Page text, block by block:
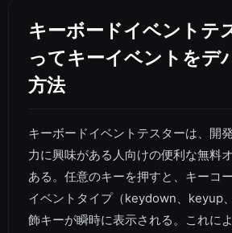
キーボードイベントテ
ってキーイベントをデ
方法
キーボードイベントテスターは、開
力に興味がある人向けの便利な無料
ある。任意のキーを押すと、キーコ
イベントタイプ（keydown、keyup
飾キーが瞬時に表示される。これに